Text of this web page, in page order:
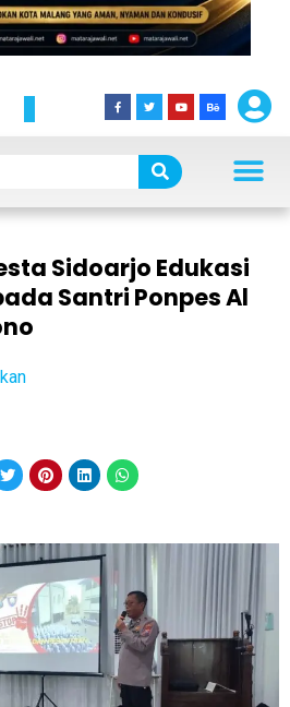
Sidoarjo Edukasi
Santri Ponpes Al